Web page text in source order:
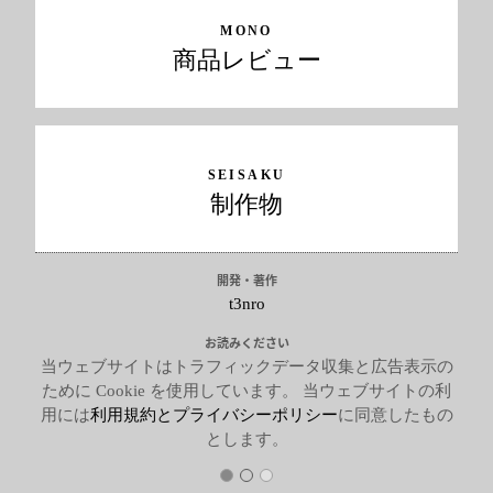
MONO
商品レビュー
SEISAKU
制作物
開発・著作
t3nro
お読みください
当ウェブサイトはトラフィックデータ収集と広告表示の
ために Cookie を使用しています。 当ウェブサイトの利
用には利用規約とプライバシーポリシーに同意したもの
とします。